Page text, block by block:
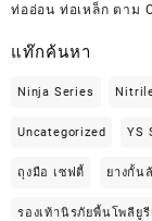
ท่ออ่อน ท่อเหล็ก ตาม
แท๊กค้นหา
Ninja Series Nitrile
Uncategorized YS
ถุงมือ เซฟตี้ ยางกั้น
รองเท้านิรภัยพื้นโพลียูรี